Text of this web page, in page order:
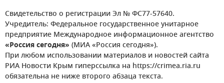
Свидетельство о регистрации Эл № ФС77-57640.
Учредитель: Федеральное государственное унитарное
предприятие Международное информационное агентство
«Россия сегодня» (МИА «Россия сегодня»).
При любом использовании материалов и новостей сайта
РИА Новости Крым гиперссылка на https://crimea.ria.ru
обязательна не ниже второго абзаца текста.